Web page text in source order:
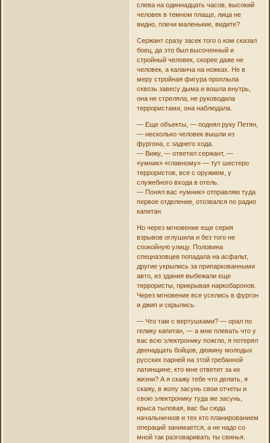
слева на одиннадцать часов, высокий
человек в темном плаще, лица не
видно, плечи маленькие, видите?
Сержант сразу засек того о ком сказал
боец, да это был высоченный и
стройный человек, скорее даже не
человек, а каланча на ножках. Не в
меру стройная фигура проплыла
сквозь завесу дыма и вошла внутрь,
она не стреляла, не руководила
террористами, она наблюдала.
— Еще объекты, — поднял руку Петян,
— несколько человек вышли из
фургона, с заднего хода.
— Вижу, — ответил сержант, —
«умник» «главному» — тут шестеро
террористов, все с оружием, у
служебного входа в отель.
— Понял вас «умник» отправляю туда
первое отделение, отозвался по радио
капитан.
Но через мгновение еще серия
взрывов оглушила и без того не
спокойную улицу. Половина
спецназовцев попадала на асфальт,
другие укрылись за припаркованными
авто, из здания выбежали еще
террористы, прикрывая наркобаронов.
Через мгновение все уселись в фургон
и джип и скрылись.
— Что там с вертушками? — орал по
гелику капитан, — а мне плевать что у
вас всю электронику пожгло, я потерял
двенадцать бойцов, дюжину молодых
русских парней на этой гребанной
латинщине, кто мне ответит за их
жизни? А я скажу тебе что делать, я
скажу, в жопу засунь свои отчеты и
свою электронику туда же засунь,
крыса тыловая, вас бы сюда
начальничков и тех кто планированием
операций занимается, а не надо со
мной так разговаривать ты свинья.